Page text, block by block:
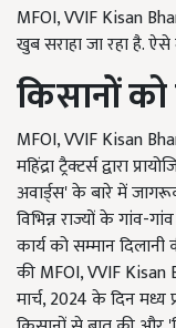
MFOI, VVIF Kisan
खुब सराहा जा रहा है.
किसानों
MFOI, VVIF Kisan
महिंद्रा ट्रैक्टर्स द्वारा
अवार्ड्स' के बारे में
विभिन्न राज्यों के गांव-
कार्य को सम्मान
की MFOI, VVIF
मार्च, 2024 के दिन मध्य